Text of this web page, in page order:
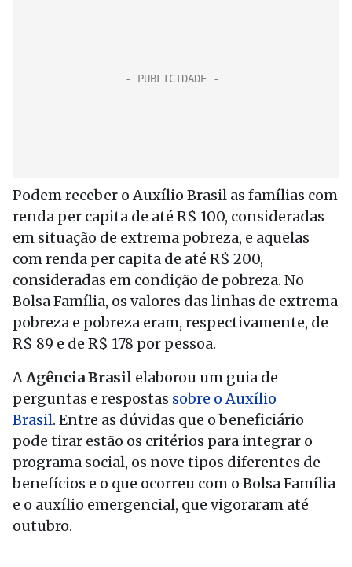
Podem receber o Auxílio Brasil as famílias com
renda per capita de até R$ 100, consideradas
em situação de extrema pobreza, e aquelas
com renda per capita de até R$ 200,
consideradas em condição de pobreza. No
Bolsa Família, os valores das linhas de extrema
pobreza e pobreza eram, respectivamente, de
R$ 89 e de R$ 178 por pessoa.
AAgência Brasil elaborou um guia de
perguntas e respostas sobre o Auxílio
Brasil. Entre as dúvidas que o beneficiário
pode tirar estão os critérios para integrar o
programa social, os nove tipos diferentes de
benefícios e o que ocorreu com o Bolsa Família
e o auxílio emergencial, que vigoraram até
outubro.